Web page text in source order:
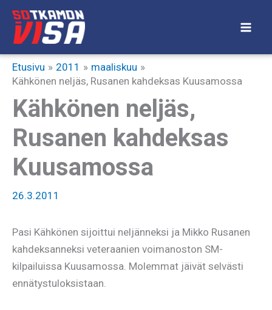
Siirry
sisältöön
Etusivu 2011
maaliskuu
Kähkönen neljäs, Rusanen kahdeksas Kuusamossa
Kähkönen neljäs,
Rusanen kahdeksas
Kuusamossa
26.3.2011
Pasi Kähkönen sijoittui neljänneksi ja Mikko Rusanen
kahdeksanneksi veteraanien voimanoston SM-
kilpailuissa Kuusamossa. Molemmat jäivät selvästi
ennätystuloksistaan.